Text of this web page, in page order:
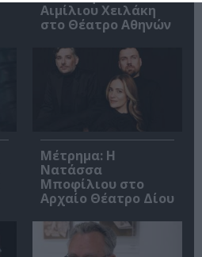
Αιμίλιου Χειλάκη
στο Θέατρο Αθηνών
Μέτρημα: Η
Νατάσσα
Μποφίλιου στο
Αρχαίο Θέατρο Δίου